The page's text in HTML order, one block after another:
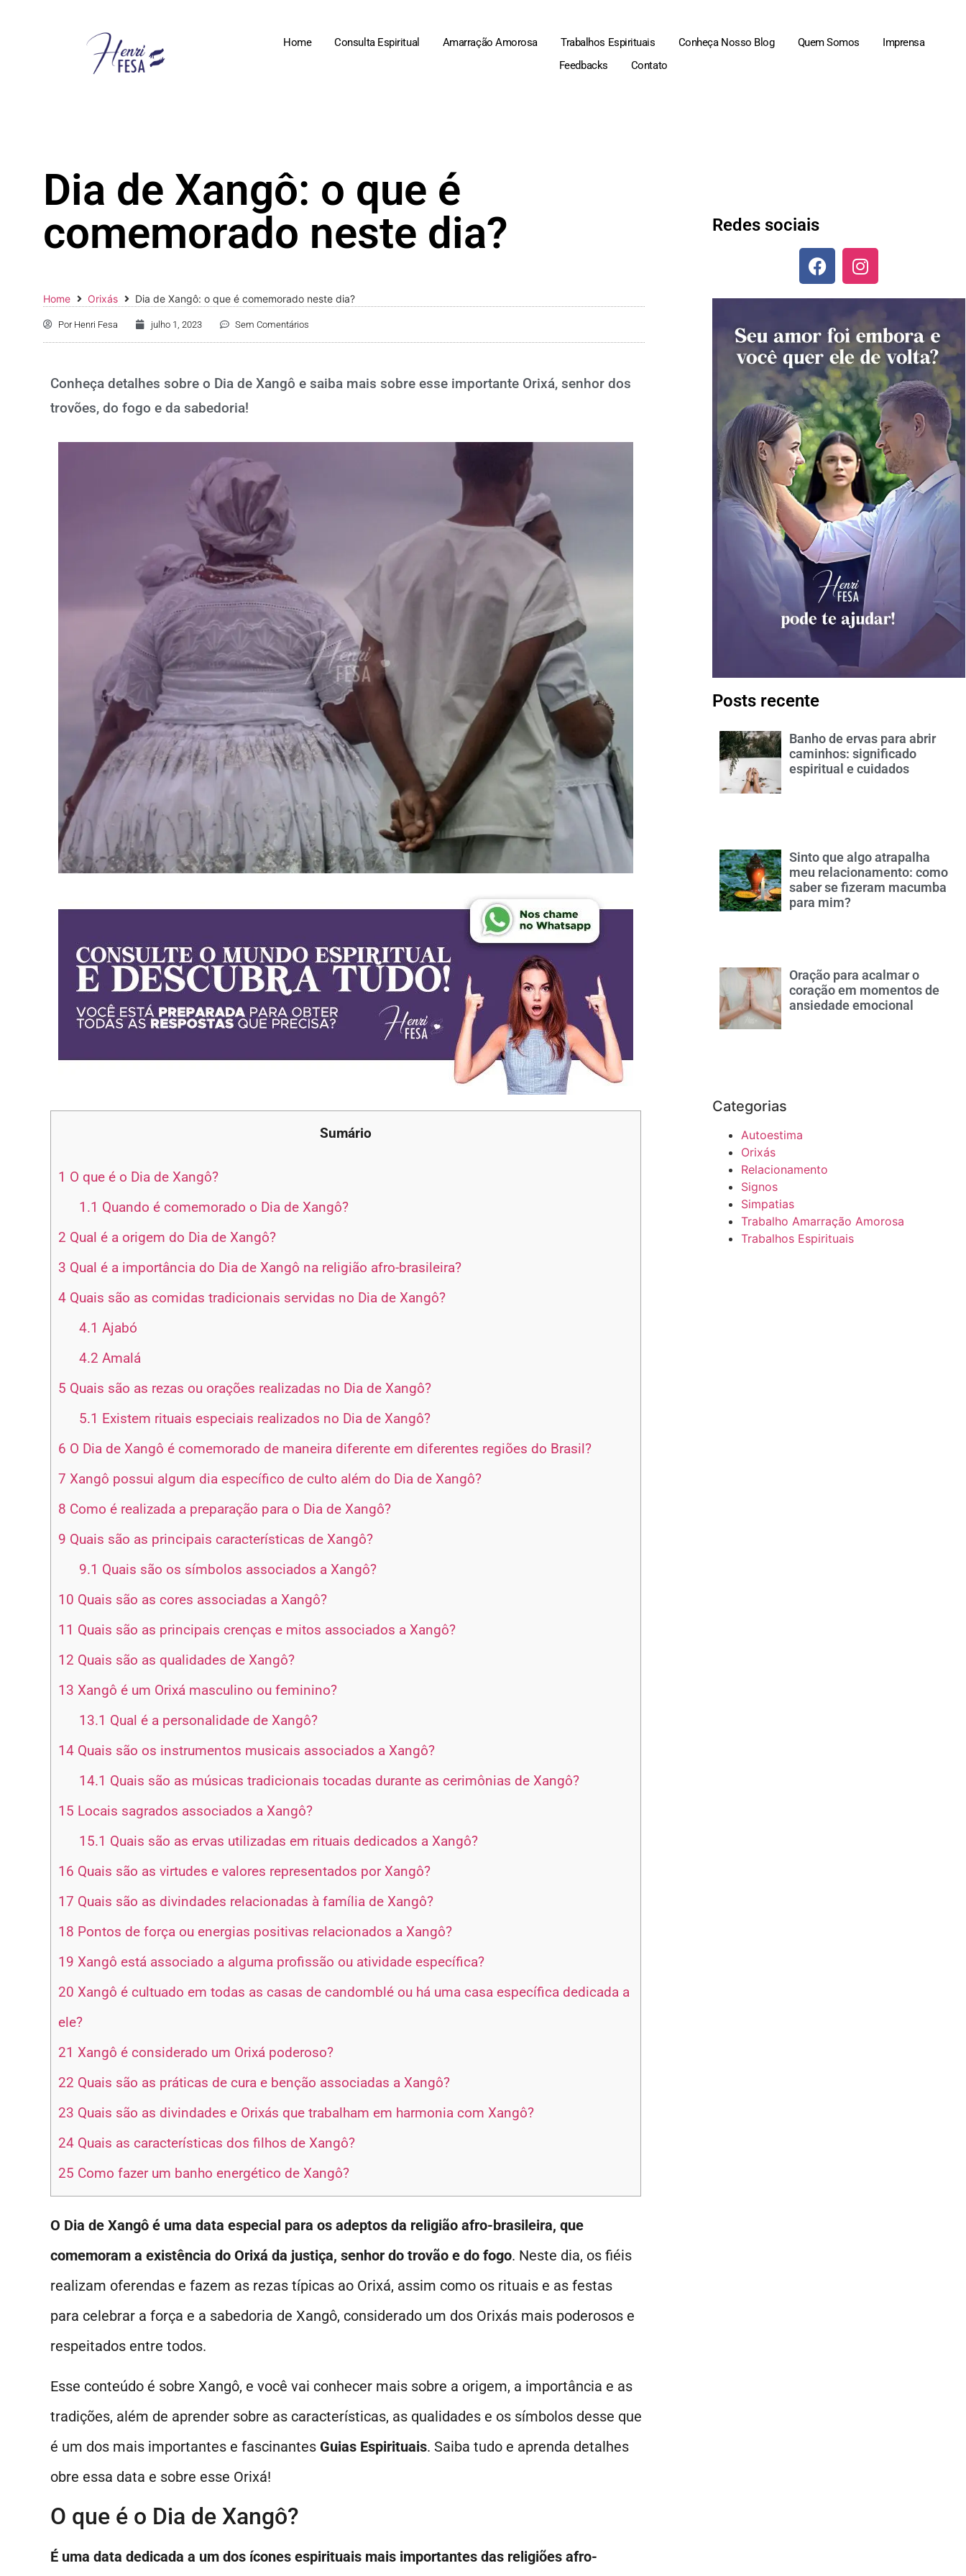
Home Consulta Espiritual Amarração Amorosa Trabalhos Espirituais Conheça Nosso Blog Quem Somos
Imprensa
Feedbacks
Contato
Dia de Xangô: o que é
comemorado neste dia?
Home Orixás Dia de Xangô: o que é comemorado neste dia?
PorHenri Fesa julho 1, 2023 Sem Comentários
Conheça detalhes sobre o Dia de Xangô e saiba mais sobre esse importante Orixá, senhor dos
trovões, do fogo e da sabedoria!
Sumário
1 O que é o Dia de Xangô?
1.1 Quando é comemorado o Dia de Xangô?
2 Qual é a origem do Dia de Xangô?
3 Qual é a importância do Dia de Xangô na religião afro-brasileira?
4 Quais são as comidas tradicionais servidas no Dia de Xangô?
4.1 Ajabó
4.2 Amalá
5 Quais são as rezas ou orações realizadas no Dia de Xangô?
5.1 Existem rituais especiais realizados no Dia de Xangô?
6 O Dia de Xangô é comemorado de maneira diferente em diferentes regiões do Brasil?
7 Xangô possui algum dia específico de culto além do Dia de Xangô?
8 Como é realizada a preparação para o Dia de Xangô?
9 Quais são as principais características de Xangô?
9.1 Quais são os símbolos associados a Xangô?
10 Quais são as cores associadas a Xangô?
11 Quais são as principais crenças e mitos associados a Xangô?
12 Quais são as qualidades de Xangô?
13 Xangô é um Orixá masculino ou feminino?
13.1 Qual é a personalidade de Xangô?
14 Quais são os instrumentos musicais associados a Xangô?
14.1 Quais são as músicas tradicionais tocadas durante as cerimônias de Xangô?
15 Locais sagrados associados a Xangô?
15.1 Quais são as ervas utilizadas em rituais dedicados a Xangô?
16 Quais são as virtudes e valores representados por Xangô?
17 Quais são as divindades relacionadas à família de Xangô?
18 Pontos de força ou energias positivas relacionados a Xangô?
19 Xangô está associado a alguma profissão ou atividade específica?
20 Xangô é cultuado em todas as casas de candomblé ou há uma casa específica dedicada a
ele?
21 Xangô é considerado um Orixá poderoso?
22 Quais são as práticas de cura e benção associadas a Xangô?
23 Quais são as divindades e Orixás que trabalham em harmonia com Xangô?
24 Quais as características dos filhos de Xangô?
25 Como fazer um banho energético de Xangô?
O Dia de Xangô é uma data especial para os adeptos da religião afro-brasileira, que
comemoram a existência do Orixá da justiça, senhor do trovão e do fogo. Neste dia, os fiéis
realizam oferendas e fazem as rezas típicas ao Orixá, assim como os rituais e as festas
para celebrar a força e a sabedoria de Xangô, considerado um dos Orixás mais poderosos e
respeitados entre todos.
Esse conteúdo é sobre Xangô, e você vai conhecer mais sobre a origem, a importância e as
tradições, além de aprender sobre as características, as qualidades e os símbolos desse que
é um dos mais importantes e fascinantes Guias Espirituais. Saiba tudo e aprenda detalhes
obre essa data e sobre esse Orixá!
O que é o Dia de Xangô?
É uma data dedicada a um dos ícones espirituais mais importantes das religiões afro-
Redes sociais
Posts recente
Banho de ervas para abrir
caminhos: significado
espiritual e cuidados
Sinto que algo atrapalha
meu relacionamento: como
saber se fizeram macumba
para mim?
Oração para acalmar o
coração em momentos de
ansiedade emocional
Categorias
Autoestima
Orixás
Relacionamento
Signos
Simpatias
Trabalho Amarração Amorosa
Trabalhos Espirituais